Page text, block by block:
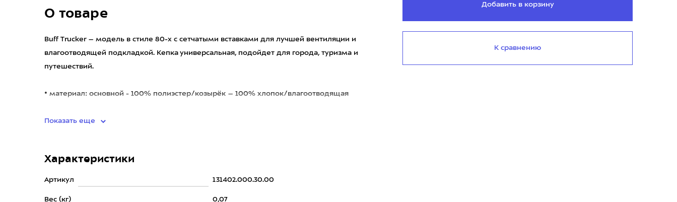
О товаре
Buff Trucker – модель в стиле 80-х с сетчатыми вставками для лучшей вентиляции и
влагоотводящей подкладкой. Кепка универсальная, подойдет для города, туризма и
путешествий.
• материал: основной - 100% полиэстер/козырёк – 100% хлопок/влагоотводящая
Показать еще
Характеристики
Артикул 131402.000.30.00
Вес (кг) 0,07
Добавить в корзину
К сравнению